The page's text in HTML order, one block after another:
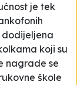
je tek
koji su
nagrade se
škole